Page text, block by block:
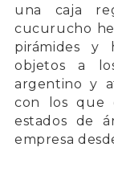
una caja
cucurucho
pirámides y
objetos a
argentino y
con los que
estados de
empresa